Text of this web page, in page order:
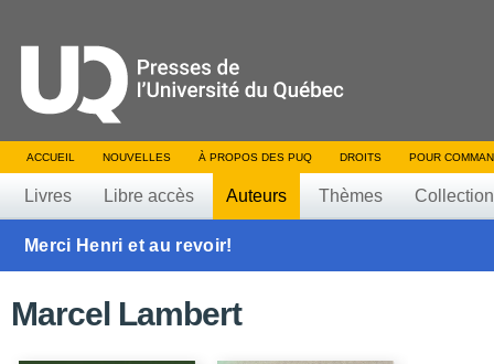
ACCUEIL NOUVELLES À PROPOS DES PUQ DROITS POUR
Livres Libre accès Auteurs Thèmes
Merci Henri et au revoir!
Marcel Lambert